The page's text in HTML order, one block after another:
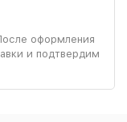
оформления
и подтвердим